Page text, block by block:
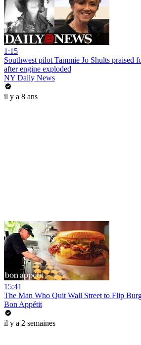
1:15
Southwest pilot Tammie Jo Shults praised
after engine exploded
NY Daily News
il y a 8 ans
15:41
The Man Who Quit Wall Street to Flip
Bon Appétit
il y a 2 semaines